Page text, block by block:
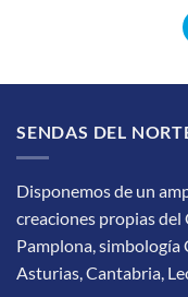
SENDAS DEL
Disponemos de un
creaciones propias del
Pamplona, simbología
Asturias, Cantabria,